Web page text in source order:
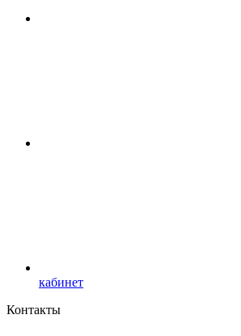
кабинет
Контакты